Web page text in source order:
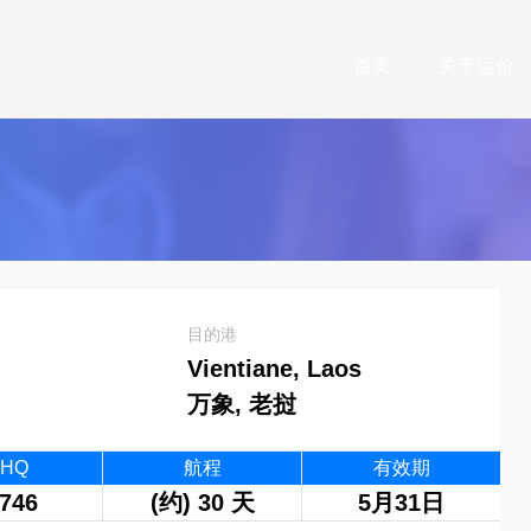
目的港
Vientiane, Laos
万象, 老挝
航程
(约) 30 天
有效期
5月31日